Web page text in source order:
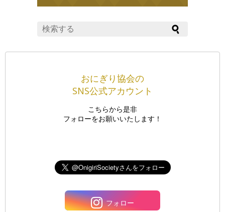
おにぎり協会の
SNS公式アカウント
こちらから是非
フォローをお願いいたします！
フォロー